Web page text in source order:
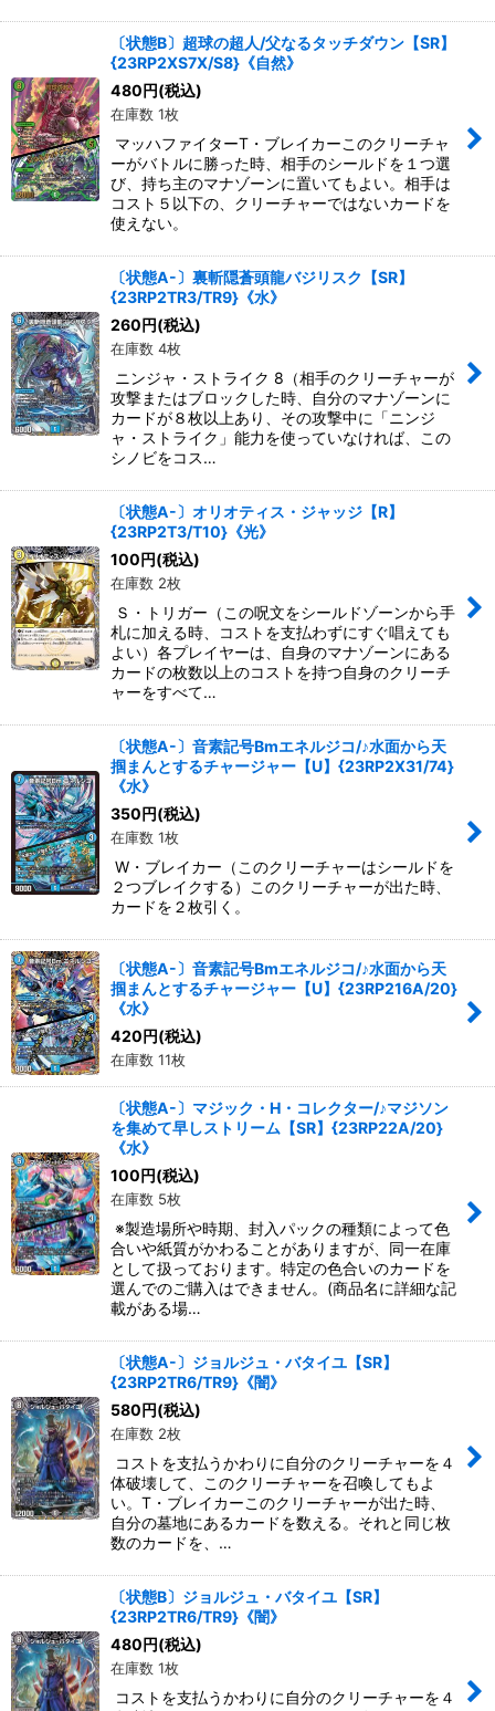
〔状態B〕超球の超人/父なるタッチダウン【SR】
{23RP2XS7X/S8}《自然》
480 円(税込)
在庫数 1枚
マッハファイターT・ブレイカーこのクリーチャ
ーがバトルに勝った時、相手のシールドを１つ選
び、持ち主のマナゾーンに置いてもよい。相手は
コスト５以下の、クリーチャーではないカードを
使えない。
〔状態A-〕裏斬隠蒼頭龍バジリスク【SR】
{23RP2TR3/TR9}《水》
260 円(税込)
在庫数 4枚
ニンジャ・ストライク 8（相手のクリーチャーが
攻撃またはブロックした時、自分のマナゾーンに
カードが８枚以上あり、その攻撃中に「ニンジ
ャ・ストライク」能力を使っていなければ、この
シノビをコス…
〔状態A-〕オリオティス・ジャッジ【R】
{23RP2T3/T10}《光》
100 円(税込)
在庫数 2枚
Ｓ・トリガー（この呪文をシールドゾーンから手
札に加える時、コストを支払わずにすぐ唱えても
よい）各プレイヤーは、自身のマナゾーンにある
カードの枚数以上のコストを持つ自身のクリーチ
ャーをすべて…
〔状態A-〕音素記号Bmエネルジコ/♪水面から天
掴まんとするチャージャー【U】{23RP2X31/74}
《水》
350 円(税込)
在庫数 1枚
W・ブレイカー（このクリーチャーはシールドを
２つブレイクする）このクリーチャーが出た時、
カードを２枚引く。
〔状態A-〕音素記号Bmエネルジコ/♪水面から天
掴まんとするチャージャー【U】{23RP216A/20}
《水》
420円(税込)
在庫数 11枚
〔状態A-〕マジック・H・コレクター/♪マジソン
を集めて早しストリーム【SR】{23RP22A/20}
《水》
100円(税込)
在庫数 5枚
※製造場所や時期、封入パックの種類によって色
合いや紙質がかわることがありますが、同一在庫
として扱っております。特定の色合いのカードを
選んでのご購入はできません。(商品名に詳細な記
載がある場…
〔状態A-〕ジョルジュ・バタイユ【SR】
{23RP2TR6/TR9}《闇》
580円(税込)
在庫数 2枚
コストを支払うかわりに自分のクリーチャーを４
体破壊して、このクリーチャーを召喚してもよ
い。T・ブレイカーこのクリーチャーが出た時、
自分の墓地にあるカードを数える。それと同じ枚
数のカードを、…
〔状態B〕ジョルジュ・バタイユ【SR】
{23RP2TR6/TR9}《闇》
480円(税込)
在庫数 1枚
コストを支払うかわりに自分のクリーチャーを４